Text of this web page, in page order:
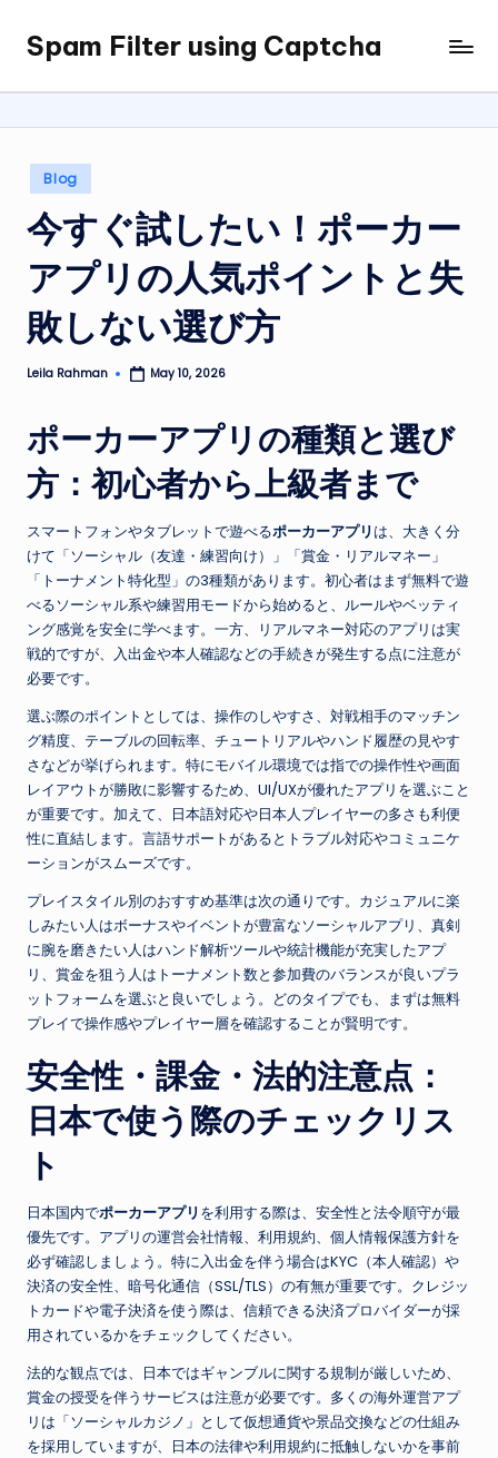
Skip
content
Spam Filter using Captcha
Posted
in
Blog
今すぐ試したい！ポーカー
アプリの人気ポイントと失
敗しない選び方
Posted
Leila Rahman May 10, 2026
ポーカーアプリの種類と選び
方：初心者から上級者まで
スマートフォンやタブレットで遊べるポーカーアプリは、大きく分
けて「ソーシャル（友達・練習向け）」「賞金・リアルマネー」
「トーナメント特化型」の3種類があります。初心者はまず無料で遊
べるソーシャル系や練習用モードから始めると、ルールやベッティ
ング感覚を安全に学べます。一方、リアルマネー対応のアプリは実
戦的ですが、入出金や本人確認などの手続きが発生する点に注意が
必要です。
選ぶ際のポイントとしては、操作のしやすさ、対戦相手のマッチン
グ精度、テーブルの回転率、チュートリアルやハンド履歴の見やす
さなどが挙げられます。特にモバイル環境では指での操作性や画面
レイアウトが勝敗に影響するため、UI/UXが優れたアプリを選ぶこと
が重要です。加えて、日本語対応や日本人プレイヤーの多さも利便
性に直結します。言語サポートがあるとトラブル対応やコミュニケ
ーションがスムーズです。
プレイスタイル別のおすすめ基準は次の通りです。カジュアルに楽
しみたい人はボーナスやイベントが豊富なソーシャルアプリ、真剣
に腕を磨きたい人はハンド解析ツールや統計機能が充実したアプ
リ、賞金を狙う人はトーナメント数と参加費のバランスが良いプラ
ットフォームを選ぶと良いでしょう。どのタイプでも、まずは無料
プレイで操作感やプレイヤー層を確認することが賢明です。
安全性・課金・法的注意点：
日本で使う際のチェックリス
ト
日本国内でポーカーアプリを利用する際は、安全性と法令順守が最
優先です。アプリの運営会社情報、利用規約、個人情報保護方針を
必ず確認しましょう。特に入出金を伴う場合はKYC（本人確認）や
決済の安全性、暗号化通信（SSL/TLS）の有無が重要です。クレジッ
トカードや電子決済を使う際は、信頼できる決済プロバイダーが採
用されているかをチェックしてください。
法的な観点では、日本ではギャンブルに関する規制が厳しいため、
賞金の授受を伴うサービスは注意が必要です。多くの海外運営アプ
リは「ソーシャルカジノ」として仮想通貨や景品交換などの仕組み
を採用していますが、日本の法律や利用規約に抵触しないかを事前